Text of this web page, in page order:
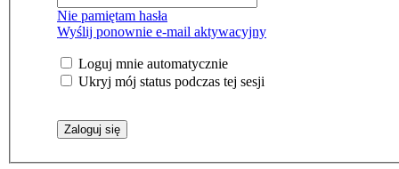
Nie pamiętam hasła
Wyślij ponownie e-mail aktywacyjny
Loguj mnie automatycznie
Ukryj mój status podczas tej sesji